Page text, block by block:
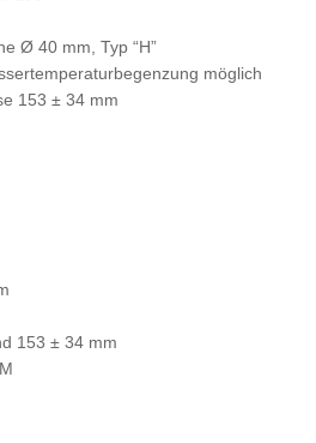
Ø 40 mm, Typ “H”
möglich
153 ± 34 mm
153 ± 34 mm